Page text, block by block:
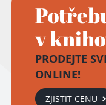
v
PRODEJTE
ONLINE!
ZJISTIT CENU